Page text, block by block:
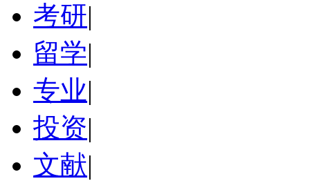
考研|
留学|
专业|
投资|
文献|